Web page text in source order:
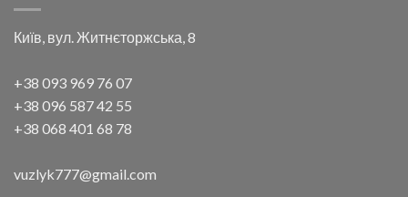
Київ, вул. Житнєторжська, 8
+38 093 969 76 07
+38 096 587 42 55
+38 068 401 68 78
vuzlyk777@gmail.com